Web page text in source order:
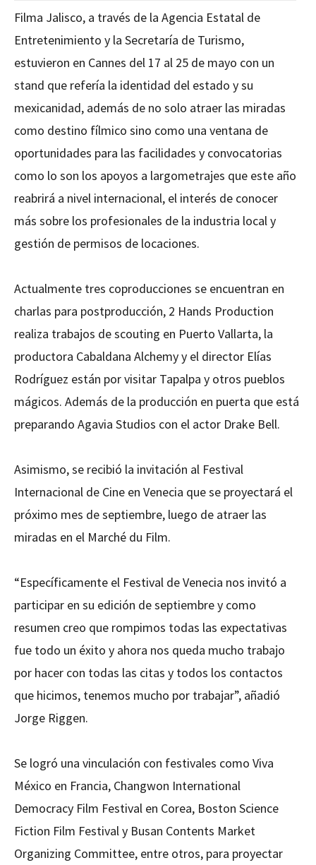
Filma Jalisco, a través de la Agencia Estatal de
Entretenimiento y la Secretaría de Turismo,
estuvieron en Cannes del 17 al 25 de mayo con un
stand que refería la identidad del estado y su
mexicanidad, además de no solo atraer las miradas
como destino fílmico sino como una ventana de
oportunidades para las facilidades y convocatorias
como lo son los apoyos a largometrajes que este año
reabrirá a nivel internacional, el interés de conocer
más sobre los profesionales de la industria local y
gestión de permisos de locaciones.
Actualmente tres coproducciones se encuentran en
charlas para postproducción, 2 Hands Production
realiza trabajos de scouting en Puerto Vallarta, la
productora Cabaldana Alchemy y el director Elías
Rodríguez están por visitar Tapalpa y otros pueblos
mágicos. Además de la producción en puerta que está
preparando Agavia Studios con el actor Drake Bell.
Asimismo, se recibió la invitación al Festival
Internacional de Cine en Venecia que se proyectará el
próximo mes de septiembre, luego de atraer las
miradas en el Marché du Film.
“Específicamente el Festival de Venecia nos invitó a
participar en su edición de septiembre y como
resumen creo que rompimos todas las expectativas
fue todo un éxito y ahora nos queda mucho trabajo
por hacer con todas las citas y todos los contactos
que hicimos, tenemos mucho por trabajar”, añadió
Jorge Riggen.
Se logró una vinculación con festivales como Viva
México en Francia, Changwon International
Democracy Film Festival en Corea, Boston Science
Fiction Film Festival y Busan Contents Market
Organizing Committee, entre otros, para proyectar